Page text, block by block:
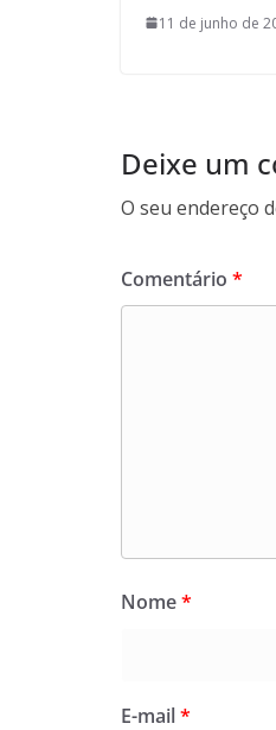
11 de junho de
Deixe um
O seu endereço
Comentário *
Nome*
E-mail*